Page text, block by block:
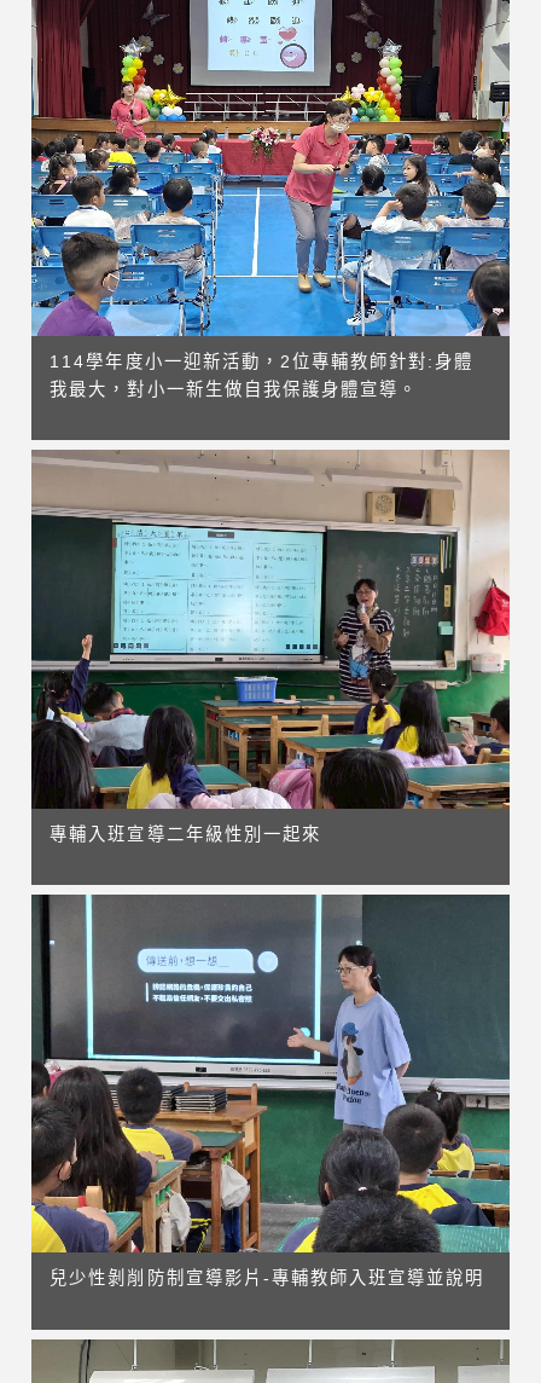
114學年度小一迎新活動，2位專輔教師針對:身體
我最大，對小一新生做自我保護身體宣導。
專輔入班宣導二年級性別一起來
兒少性剝削防制宣導影片-專輔教師入班宣導並說明